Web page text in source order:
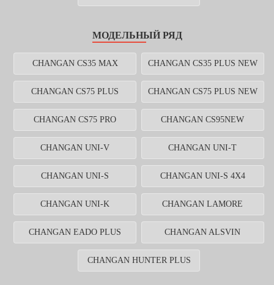
МОДЕЛЬНЫЙ РЯД
CHANGAN CS35 MAX CHANGAN CS35 PLUS NEW
CHANGAN CS75 PLUS CHANGAN CS75 PLUS NEW
CHANGAN CS75 PRO CHANGAN CS95NEW
CHANGAN UNI-V CHANGAN UNI-T
CHANGAN UNI-S CHANGAN UNI-S 4X4
CHANGAN UNI-K CHANGAN LAMORE
CHANGAN EADO PLUS CHANGAN ALSVIN
CHANGAN HUNTER PLUS